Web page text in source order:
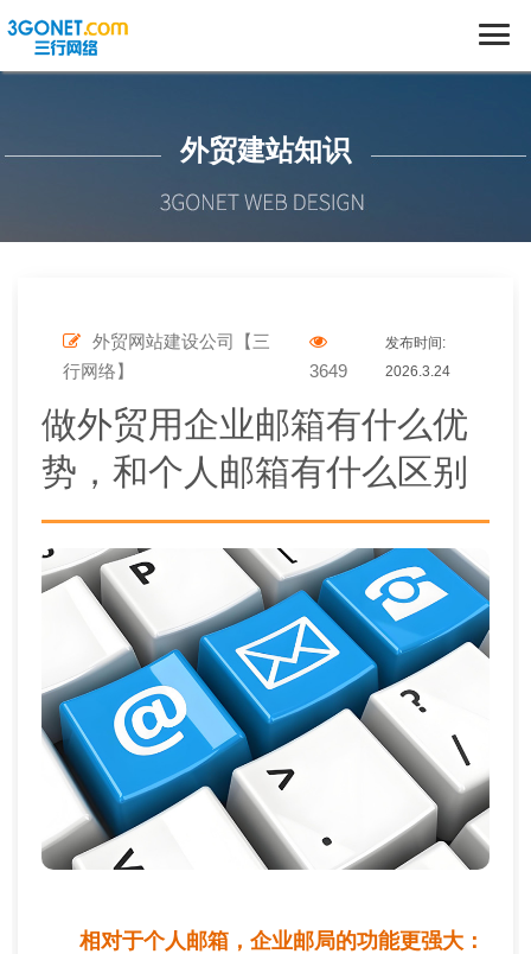
外贸建站知识
外贸网站建设公司【三
行网络】
3649
发布时间:
2026.3.24
做外贸用企业邮箱有什么优
势，和个人邮箱有什么区别
相对于个人邮箱，企业邮局的功能更强大：